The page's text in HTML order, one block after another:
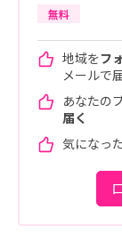
無料
地域をフ
メールで
あなたの
届く
気になっ